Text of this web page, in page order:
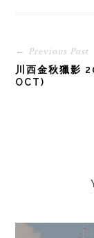
← Previous Post
川西金秋獵影
OCT)